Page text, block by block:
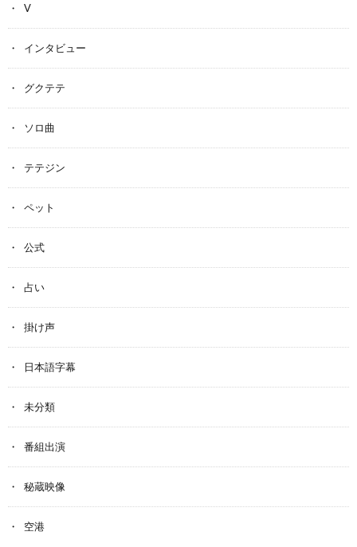
V
インタビュー
グクテテ
ソロ曲
テテジン
ペット
公式
占い
掛け声
日本語字幕
未分類
番組出演
秘蔵映像
空港